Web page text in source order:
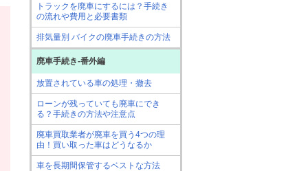
トラックを廃車にするには？手続き
の流れや費用と必要書類
排気量別 バイクの廃車手続きの方法
廃車手続き-番外編
放置されている車の処理・撤去
ローンが残っていても廃車にでき
る？手続きの方法や注意点
廃車買取業者が廃車を買う4つの理
由！買い取った車はどうなるか
車を長期間保管するベストな方法